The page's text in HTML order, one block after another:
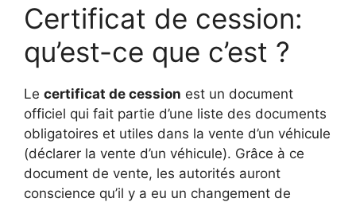
Certificat de cession:
qu’est-ce que c’est ?
Le certificat de cession est un document
officiel qui fait partie d’une liste des documents
obligatoires et utiles dans la vente d’un véhicule
(déclarer la vente d’un véhicule). Grâce à ce
document de vente, les autorités auront
conscience qu’il y a eu un changement de